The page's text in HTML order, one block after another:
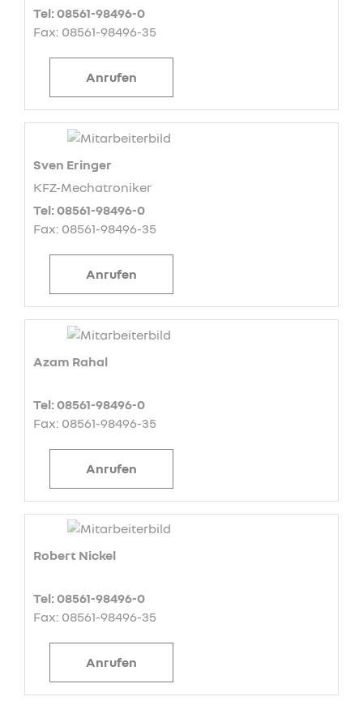
Tel: 08561-98496-0
Fax: 08561-98496-35
Anrufen
Sven Eringer
KFZ-Mechatroniker
Tel: 08561-98496-0
Fax: 08561-98496-35
Anrufen
Azam Rahal
Tel: 08561-98496-0
Fax: 08561-98496-35
Anrufen
Robert Nickel
Tel: 08561-98496-0
Fax: 08561-98496-35
Anrufen